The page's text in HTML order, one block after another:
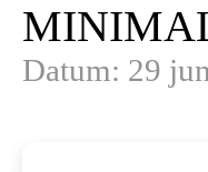
Datum: 29